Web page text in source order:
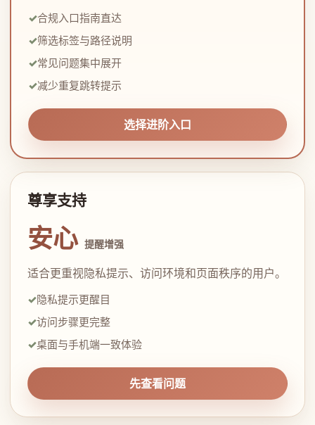
合规入口指南直达
筛选标签与路径说明
常见问题集中展开
减少重复跳转提示
选择进阶入口
尊享支持
安心 提醒增强
适合更重视隐私提示、访问环境和页面秩序的用户。
隐私提示更醒目
访问步骤更完整
桌面与手机端一致体验
先查看问题